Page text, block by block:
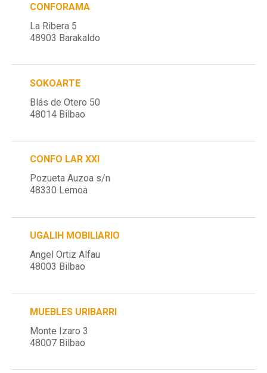
CONFORAMA
La Ribera 5
48903 Barakaldo
SOKOARTE
Blás de Otero 50
48014 Bilbao
CONFO LAR XXI
Pozueta Auzoa s/n
48330 Lemoa
UGALIH MOBILIARIO
Angel Ortiz Alfau
48003 Bilbao
MUEBLES URIBARRI
Monte Izaro 3
48007 Bilbao